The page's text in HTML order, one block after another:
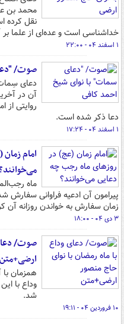
محمد بن
نقل کرده
خداشناسی است و عده‌ای از علما
۱ اسفند ۰۴ - ۲۲:۰۰
صوت/
دعای
آن در
روایتی از
دعا ذکر شده است.
۱ اسفند ۰۴ - ۱۷:۲۴
امام
ماه
پیرامون آن ادعیه فراوانی سفارش
زمان سفارش به خواندن روزانه آن
۳ دی ۰۴ - ۱۸:۰۰
صوت/
ارضی+متن
همزمان
وداع با
شد.
۱۰ فروردین ۰۴ - ۱۹:۱۱